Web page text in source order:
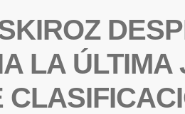
LA